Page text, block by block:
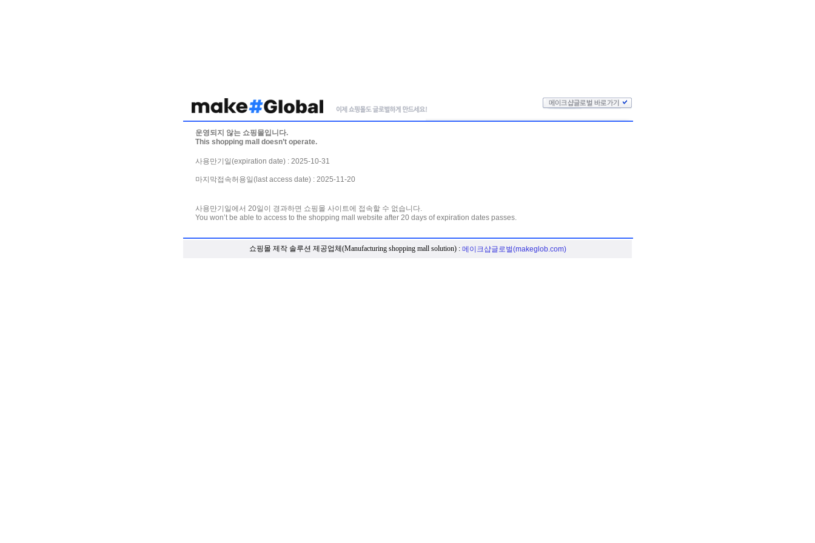
운영되지 않는 쇼핑몰입니다.
This shopping mall doesn’t operate.
사용만기일(expiration date) : 2025-10-31
마지막접속허용일(last access date) : 2025-11-20
사용만기일에서 20일이 경과하면 쇼핑몰 사이트에 접속할 수 없습니다.
You won’t be able to access to the shopping mall website after 20 days of expiration dates passes.
쇼핑몰 제작 솔루션 제공업체(Manufacturing shopping mall solution) : 메이크샵글로벌(makeglob.com)